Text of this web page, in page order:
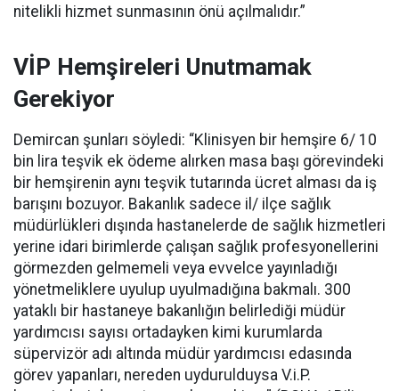
nitelikli hizmet sunmasının önü açılmalıdır.”
VİP Hemşireleri Unutmamak
Gerekiyor
Demircan şunları söyledi: “Klinisyen bir hemşire 6/ 10
bin lira teşvik ek ödeme alırken masa başı görevindeki
bir hemşirenin aynı teşvik tutarında ücret alması da iş
barışını bozuyor. Bakanlık sadece il/ ilçe sağlık
müdürlükleri dışında hastanelerde de sağlık hizmetleri
yerine idari birimlerde çalışan sağlık profesyonellerini
görmezden gelmemeli veya evvelce yayınladığı
yönetmeliklere uyulup uyulmadığına bakmalı. 300
yataklı bir hastaneye bakanlığın belirlediği müdür
yardımcısı sayısı ortadayken kimi kurumlarda
süpervizör adı altında müdür yardımcısı edasında
görev yapanları, nereden uydurulduysa V.i.P.